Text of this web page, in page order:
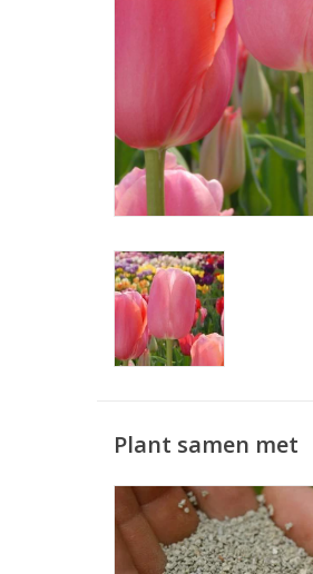
Plant samen met
Kleimineralen
Bodemverbeteraar voor de
zandgrond